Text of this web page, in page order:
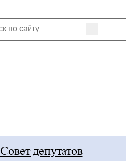
Совет депутатов